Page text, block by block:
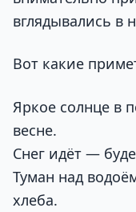
вглядывались в
Вот какие
Яркое солнце в
весне.
Снег идёт —
Туман над
хлеба.